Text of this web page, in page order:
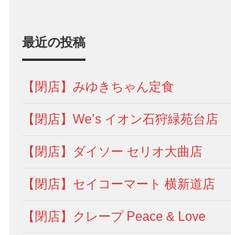
最近の投稿
【閉店】みゆきちゃん定食
【閉店】We’s イオン石狩緑苑台店
【閉店】ダイソー セリオ大曲店
【閉店】セイコーマート 横新道店
【閉店】クレープ Peace & Love